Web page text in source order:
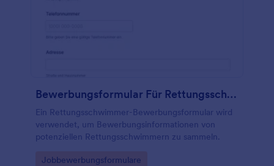
Bewerbungsformular Für Rettungsschwimmer
Ein Rettungsschwimmer-Bewerbungsformular wird
verwendet, um Bewerbungsinformationen von
potenziellen Rettungsschwimmern zu sammeln.
Go to Category:
Jobbewerbungsformulare